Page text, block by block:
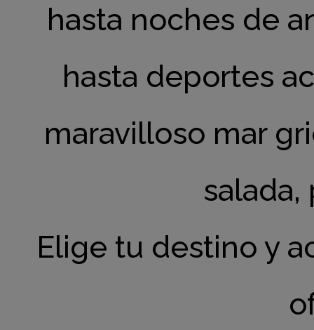
hasta noches de
hasta deportes
maravilloso mar
salada,
Elige tu destino y